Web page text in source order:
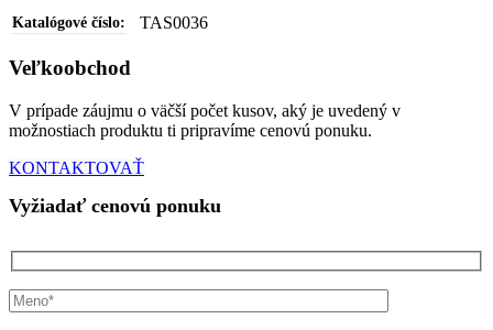
Katalógové číslo: TAS0036
Veľkoobchod
V prípade záujmu o väčší počet kusov, aký je uvedený v
možnostiach produktu ti pripravíme cenovú ponuku.
KONTAKTOVAŤ
Vyžiadať cenovú ponuku